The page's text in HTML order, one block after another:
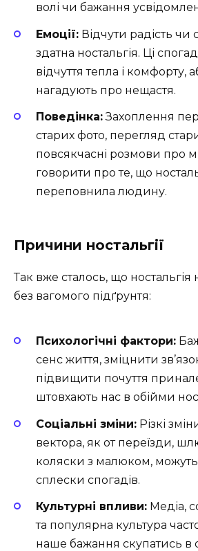
волі чи бажання
Емоції: Відчути радість
здатна ностальгія. Ці
відчуття тепла і комфорту,
нагадують про нещастя.
Поведінка:Захоплення
старих фото, перегляд
повсякчасні розмови про
говорити про те, що
переповнила людину.
Причини ностальгії
Так вже сталось, що
без вагомого підґрунтя:
Психологічні фактори:
сенс життя, зміцнити
підвищити почуття
штовхають нас в обійми
Соціальні зміни: Різкі
вектора, як от переїзди,
коляски з малюком,
сплески спогадів.
Культурні впливи: Медіа,
та популярна культура
наше бажання скупатись в